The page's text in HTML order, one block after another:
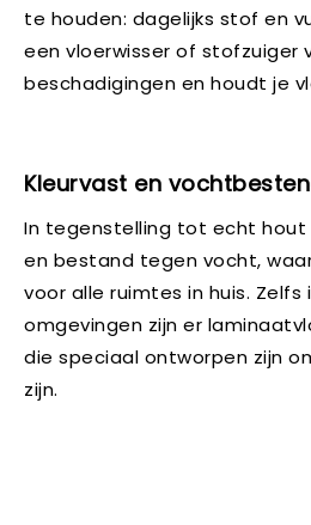
te houden: dagelijks stof en
een vloerwisser of stofzuiger
beschadigingen en houdt je
Kleurvast en
In tegenstelling tot echt hout
en bestand tegen vocht,
voor alle ruimtes in huis. Zelfs
omgevingen zijn er
die speciaal ontworpen zijn
zijn.